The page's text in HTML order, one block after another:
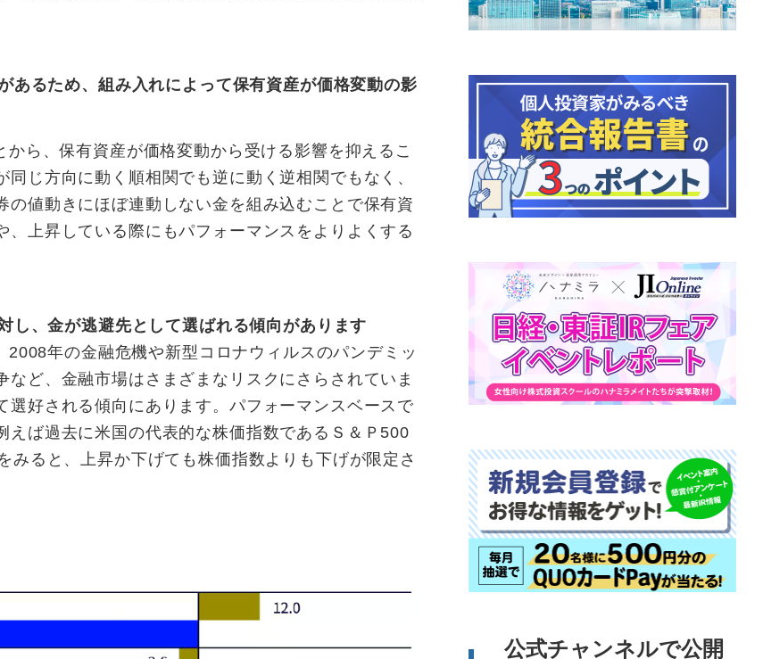
あるため、組み入れによって保有資産が価格変動の影
ら、保有資産が価格変動から受ける影響を抑えるこ
じ方向に動く順相関でも逆に動く逆相関でもなく、
値動きにほぼ連動しない金を組み込むことで保有資
上昇している際にもパフォーマンスをよりよくする
し、金が逃避先として選ばれる傾向があります
年の金融危機や新型コロナウィルスのパンデミッ
ど、金融市場はさまざまなリスクにさらされていま
好される傾向にあります。パフォーマンスベースで
ば過去に米国の代表的な株価指数であるＳ＆Ｐ500
ると、上昇か下げても株価指数よりも下げが限定さ
公式チャンネルで公開